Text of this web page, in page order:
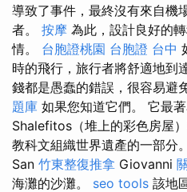
導致了事件，最終沒有來自機
者。 按摩 為此，設計良好的
情。 台胞證桃園 台胞證 台中
時的飛行，旅行者將舒適地到
錢都是愚蠢的錯誤，很容易避
題庫 如果您知道它們。 它最
Shalefitos（堆上的彩色房屋
教科文組織世界遺產的一部分。
San 竹東整復推拿 Giovanni
海灘的沙灘。 seo tools 該地